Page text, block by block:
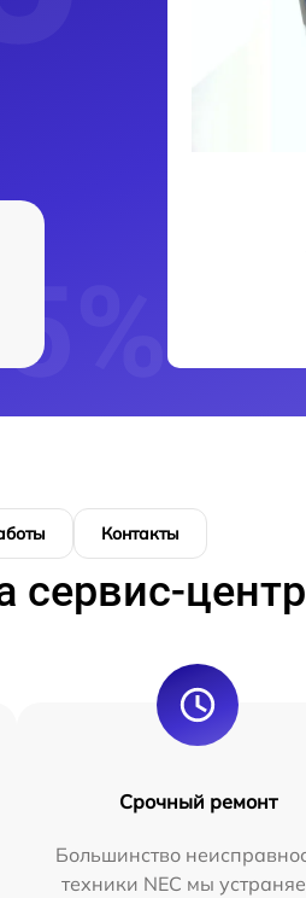
Контакты
сервис-
Срочный ремонт
Большинство
техники NEC мы